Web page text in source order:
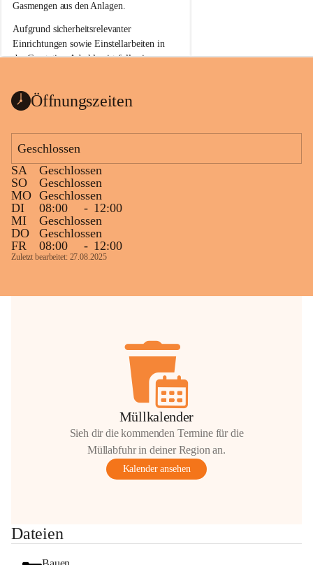
Gasmengen aus den Anlagen.
Aufgrund sicherheitsrelevanter
Einrichtungen sowie Einstellarbeiten in
der Gasstation Aderklaa ist fallweise
kommenden Tagen und Wochen wird
sein.
Die OMV Austria ist bemüht, für die
Bevölkerung ungewohnte, jedoch
technisch notwendige Betriebszustände so
kurz wie möglich zu halten.
Wir bitten daher die umliegende
Bevölkerung um Verständnis.
anrainer-service@omv.com
Bei Fragen, Anliegen oder Beschwerden.
Die OMV wird im Zuge von
Öffnungszeiten
Geschlossen
SA
Geschlossen
SO
Geschlossen
MO Geschlossen
DI
08:00 - 12:00
MI
Geschlossen
DO
Geschlossen
FR
08:00 - 12:00
Zuletzt bearbeitet: 27.08.2025
Müllkalender
Sieh dir die kommenden Termine für die
Müllabfuhr in deiner Region an.
Kalender ansehen
Dateien